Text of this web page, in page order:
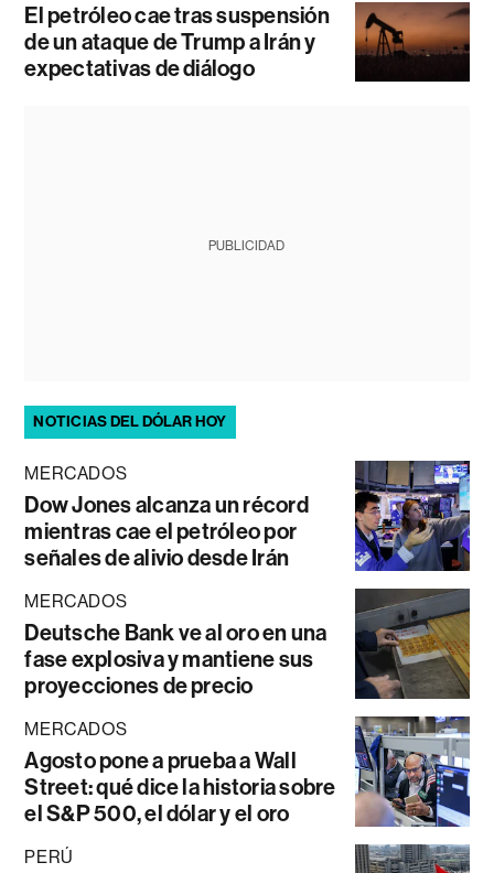
El petróleo cae tras suspensión
de un ataque de Trump a Irán y
expectativas de diálogo
PUBLICIDAD
NOTICIAS DEL DÓLAR HOY
MERCADOS
Dow Jones alcanza un récord
mientras cae el petróleo por
señales de alivio desde Irán
MERCADOS
Deutsche Bank ve al oro en una
fase explosiva y mantiene sus
proyecciones de precio
MERCADOS
Agosto pone a prueba a Wall
Street: qué dice la historia sobre
el S&P 500, el dólar y el oro
PERÚ